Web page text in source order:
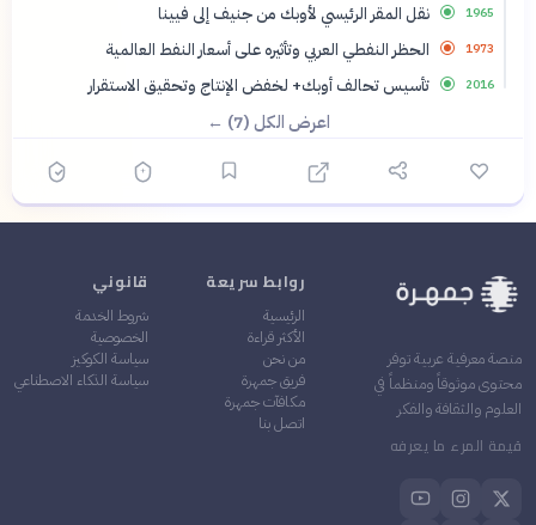
1965 نقل المقر الرئيسي لأوبك من جنيف إلى فيينا
1973 الحظر النفطي العربي وتأثيره على أسعار النفط العالمية
2016 تأسيس تحالف أوبك+ لخفض الإنتاج وتحقيق الاستقرار
اعرض الكل (7) ←
منصة معرفية عربية توفر
محتوى موثوقاً ومنظماً في
العلوم والثقافة والفكر
قيمة المرء ما يعرفه
روابط سريعة
الرئيسية
الأكثر قراءة
من نحن
فريق جمهرة
مكافآت جمهرة
اتصل بنا
قانوني
شروط الخدمة
الخصوصية
سياسة الكوكيز
سياسة الذكاء الاصطناعي